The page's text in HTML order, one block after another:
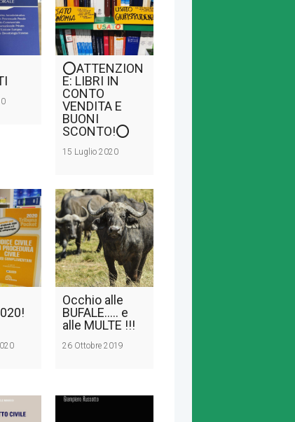
⭕ATTENZION
E: LIBRI IN
CONTO
VENDITA E
BUONI
SCONTO!⭕
15 Luglio 2020
Occhio alle
BUFALE….. e
alle MULTE !!!
26 Ottobre 2019